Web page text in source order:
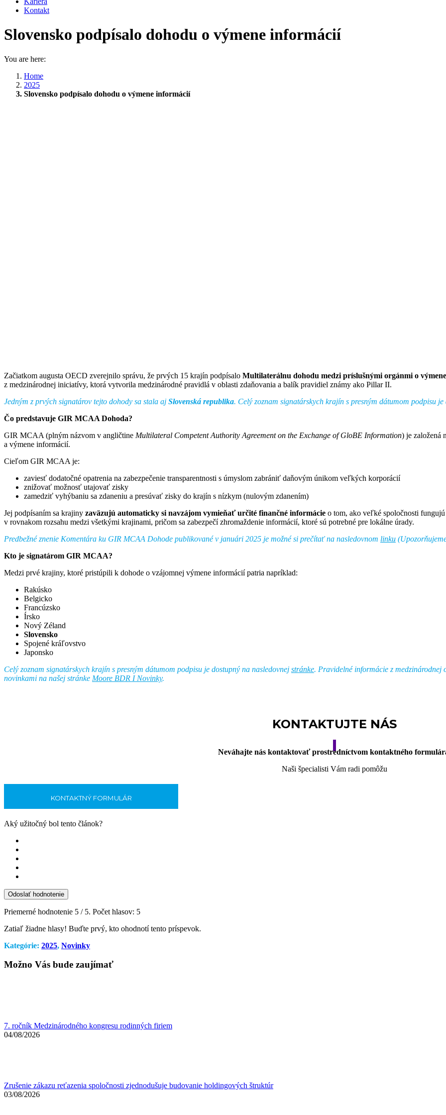
Kontakt
Slovensko podpísalo dohodu o výmene informácií
You are here:
Home
2025
Slovensko podpísalo dohodu o výmene informácií
Začiatkom augusta OECD zverejnilo správu, že prvých 15 krajín podpísalo Multilaterálnu dohodu medzi príslušnými orgánmi o
z medzinárodnej iniciatívy, ktorá vytvorila medzinárodné pravidlá v oblasti zdaňovania a balík pravidiel známy ako Pillar II.
Jedným z prvých signatárov tejto dohody sa stala aj Slovenská republika. Celý zoznam signatárskych krajín s presným dátumom podpisu
Čo predstavuje GIR MCAA Dohoda?
GIR MCAA (plným názvom v angličtine Multilateral Competent Authority Agreement on the Exchange of GloBE Information) je založená
a výmene informácií.
Cieľom GIR MCAA je:
zaviesť dodatočné opatrenia na zabezpečenie transparentnosti s úmyslom zabrániť daňovým únikom veľkých korporácií
znižovať možnosť utajovať zisky
zamedziť vyhýbaniu sa zdaneniu a presúvať zisky do krajín s nízkym (nulovým zdanením)
Jej podpísaním sa krajiny zaväzujú automaticky si navzájom vymieňať určité finančné informácie o tom, ako veľké spoločnosti
v rovnakom rozsahu medzi všetkými krajinami, pričom sa zabezpečí zhromaždenie informácií, ktoré sú potrebné pre lokálne úrady.
Predbežné znenie Komentára ku GIR MCAA Dohode publikované v januári 2025 je možné si prečítať na nasledovnom linku
Kto je signatárom GIR MCAA?
Medzi prvé krajiny, ktoré pristúpili k dohode o vzájomnej výmene informácií patria napríklad:
Rakúsko
Belgicko
Francúzsko
Írsko
Nový Zéland
Slovensko
Spojené kráľovstvo
Japonsko
Celý zoznam signatárskych krajín s presným dátumom podpisu je dostupný na nasledovnej stránke. Pravidelné informácie z medzinárodnej
novinkami na našej stránke Moore BDR I Novinky.
KONTAKTUJTE NÁS
Neváhajte nás kontaktovať prostredníctvom kontaktného
Naši špecialisti Vám radi pomôžu
KONTAKTNÝ FORMULÁR
Aký užitočný bol tento článok?
Odoslať hodnotenie
Priemerné hodnotenie 5 / 5. Počet hlasov: 5
Zatiaľ žiadne hlasy! Buďte prvý, kto ohodnotí tento príspevok.
Kategórie: 2025, Novinky
Možno Vás bude zaujímať
7. ročník Medzinárodného kongresu rodinných firiem
04/08/2026
Zrušenie zákazu reťazenia spoločnosti zjednodušuje budovanie holdingových štruktúr
03/08/2026